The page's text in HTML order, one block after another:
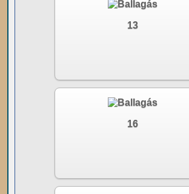
13
16